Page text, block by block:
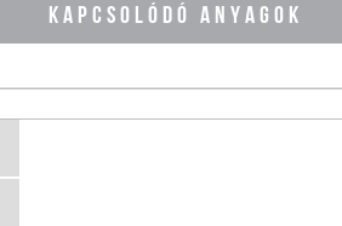
KAPCSOLÓDÓ ANYAGOK